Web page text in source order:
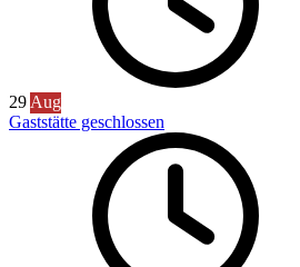
29Aug
Gaststätte geschlossen